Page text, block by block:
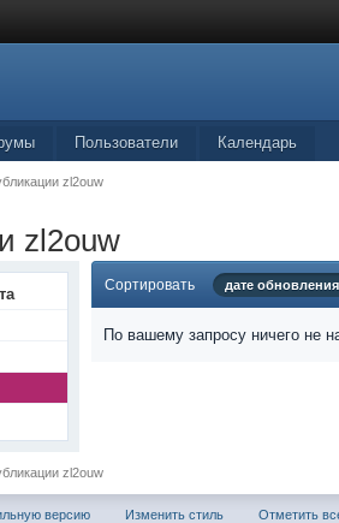
Пользователи Календарь
zl2ouw
zl2ouw
Сортировать дате обновления
По вашему запросу ничего не
zl2ouw
версию Изменить стиль Отметить